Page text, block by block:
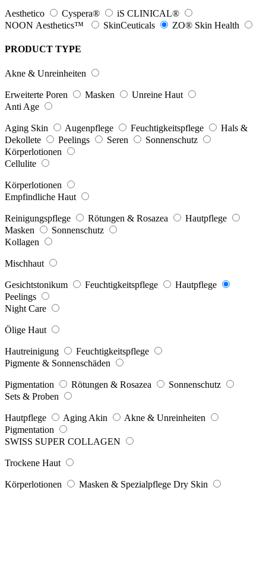
Aesthetico Cyspera®
iS CLINICAL®
NOON Aesthetics™
SkinCeuticals ZO® Skin Health
PRODUCT TYPE
Akne & Unreinheiten
Erweiterte Poren Masken
Unreine Haut
Anti Age
Aging Skin Augenpflege Feuchtigkeitspflege
Hals &
Dekollete
Peelings Seren
Sonnenschutz
Körperlotionen
Cellulite
Körperlotionen
Empfindliche Haut
Reinigungspflege Rötungen & Rosazea
Hautpflege
Masken
Sonnenschutz
Kollagen
Mischhaut
Gesichtstonikum Feuchtigkeitspflege
Hautpflege
Peelings
Night Care
Ölige Haut
Hautreinigung
Feuchtigkeitspflege
Pigmente & Sonnenschäden
Pigmentation Rötungen & Rosazea
Sonnenschutz
Sets & Proben
Hautpflege Aging Akin
Akne & Unreinheiten
Pigmentation
SWISS SUPER COLLAGEN
Trockene Haut
Körperlotionen Masken & Spezialpflege Dry Skin